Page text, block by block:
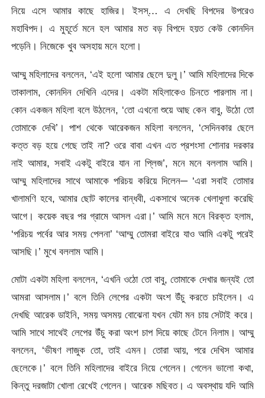
নিয়ে এসে আমার কাছে হাজির। ইসস্… এ দেখছি বিপদের উপরেও
মহাবিপদ। এ মুহূর্তে মনে হল আমার মত বড় বিপদে হয়ত কেউ কোনদিন
পড়েনি। নিজেকে খুব অসহায় মনে হলো।
আম্মু মহিলাদের বললেন, ‘এই হলো আমার ছেলে দুলু।’ আমি মহিলাদের দিকে
তাকালাম, কোনদিন দেখিনি এদের। একটা মহিলাকেও চিনতে পারলাম না।
কোন একজন মহিলা বলে উঠলেন, ‘তো এখনো শুয়ে আছ কেন বাবু, উঠো তো
তোমাকে দেখি’। পাশ থেকে আরেকজন মহিলা বললেন, ‘সেদিনকার ছেলে
কত্ত বড় হয়ে গেছে তাই না? ওরে বাবা এখন এত প্রশংসা শোনার দরকার
নাই আমার, সবাই একটু বাইরে যান না প্লিজ’, মনে মনে বললাম আমি।
আম্মু মহিলাদের সাথে আমাকে পরিচয় করিয়ে দিলেন─ ‘এরা সবাই তোমার
খালামণি হবে, আমার ছোট কালের বান্ধবী, একসাথে অনেক খেলাধুলা করেছি
আগে। কয়েক বছর পর গ্রামে আসল এরা।’ আমি মনে মনে বিরক্ত হলাম,
‘পরিচয় পর্বের আর সময় পেলনা’ ‘আম্মু তোমরা বাইরে যাও আমি একটু পরেই
আসছি।’ মুখে বললাম আমি।
মোটা একটা মহিলা বললেন, ‘এখনি ওঠো তো বাবু, তোমাকে দেখার জন্যই তো
আমরা আসলাম।’ বলে তিনি লেপের একটা অংশ উঁচু করতে চাইলেন। এ
দেখছি আরেক ডাইনি, সময় অসময় বোঝেনা যখন যেটা মন চায় সেটাই করে।
আমি সাথে সাথেই লেপের উঁচু করা অংশ চাপ দিয়ে কাছে টেনে নিলাম। আম্মু
বললেন, ‘ভীষণ লাজুক তো, তাই এমন। তোরা আয়, পরে দেখিস আমার
ছেলেকে।’ বলে তিনি মহিলাদের বাইরে নিয়ে গেলেন। গেলেন ভালো কথা,
কিন্তু দরজাটা খোলা রেখেই গেলেন। আরেক মছিবত। এ অবস্থায় যদি আমি